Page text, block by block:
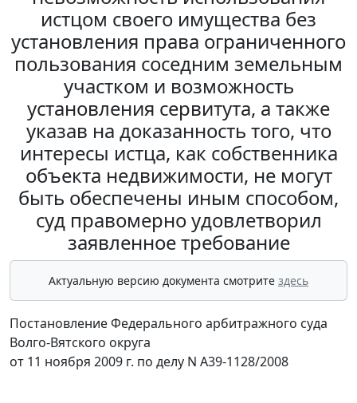
истцом своего имущества без
установления права ограниченного
пользования соседним земельным
участком и возможность
установления сервитута, а также
указав на доказанность того, что
интересы истца, как собственника
объекта недвижимости, не могут
быть обеспечены иным способом,
суд правомерно удовлетворил
заявленное требование
Актуальную версию документа смотрите здесь
Постановление Федерального арбитражного суда
Волго-Вятского округа
от 11 ноября 2009 г. по делу N А39-1128/2008